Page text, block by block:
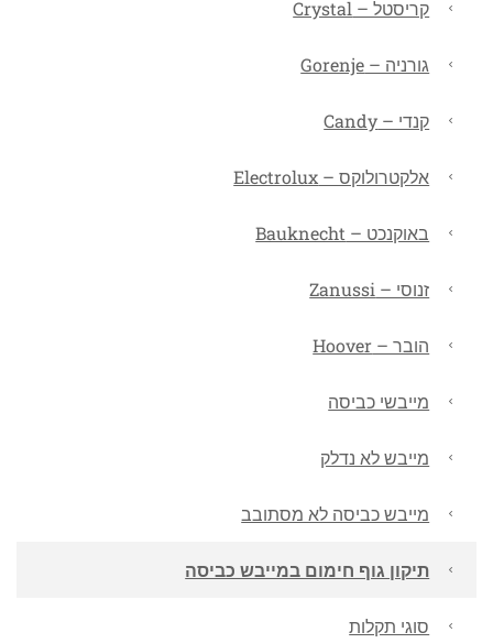
קריסטל – Crystal
גורניה – Gorenje
קנדי – Candy
אלקטרולוקס – Electrolux
באוקנכט – Bauknecht
זנוסי – Zanussi
הובר – Hoover
מייבשי כביסה
מייבש לא נדלק
מייבש כביסה לא מסתובב
תיקון גוף חימום במייבש כביסה
סוגי תקלות